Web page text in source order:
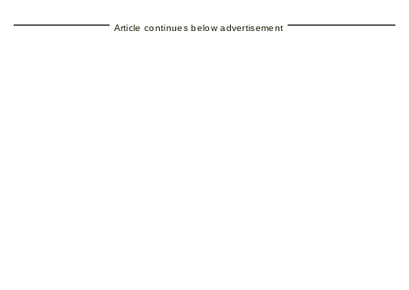
Article continues below advertisement